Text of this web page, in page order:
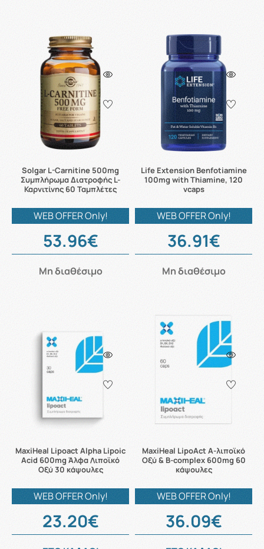
Solgar L-Carnitine 500mg
Συμπλήρωμα Διατροφής L-
Καρνιτίνης 60 Ταμπλέτες
WEB OFFER Only!
53.96€
Μη διαθέσιμο
Life Extension Benfotiamine
100mg with Thiamine, 120
vcaps
WEB OFFER Only!
36.91€
Μη διαθέσιμο
MaxiHeal Lipoact Alpha Lipoic
Acid 600mg Άλφα Λιποϊκό
Οξύ 30 κάψουλες
WEB OFFER Only!
23.20€
MaxiHeal LipoAct Α-λιποϊκό
Οξύ & B-complex 600mg 60
κάψουλες
WEB OFFER Only!
36.09€